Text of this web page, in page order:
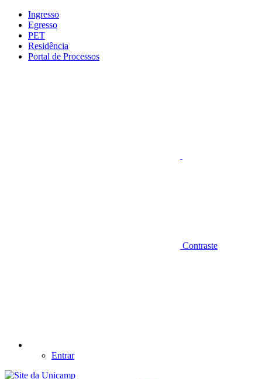
Conteúdo principal
Ingresso
Egresso
PET
Residência
Portal de Processos
Contraste
Entrar